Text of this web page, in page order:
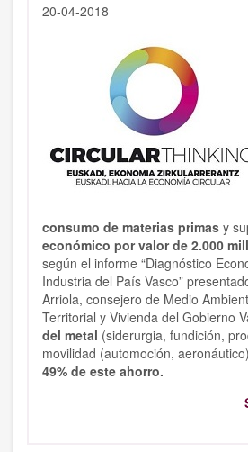
20-04-2018
consumo de materias primas y
económico por valor de 2.000
según el informe “Diagnóstico
Industria del País Vasco”
Arriola, consejero de Medio
Territorial y Vivienda del Gobierno
del metal (siderurgia, fundición,
movilidad (automoción,
49% de este ahorro.